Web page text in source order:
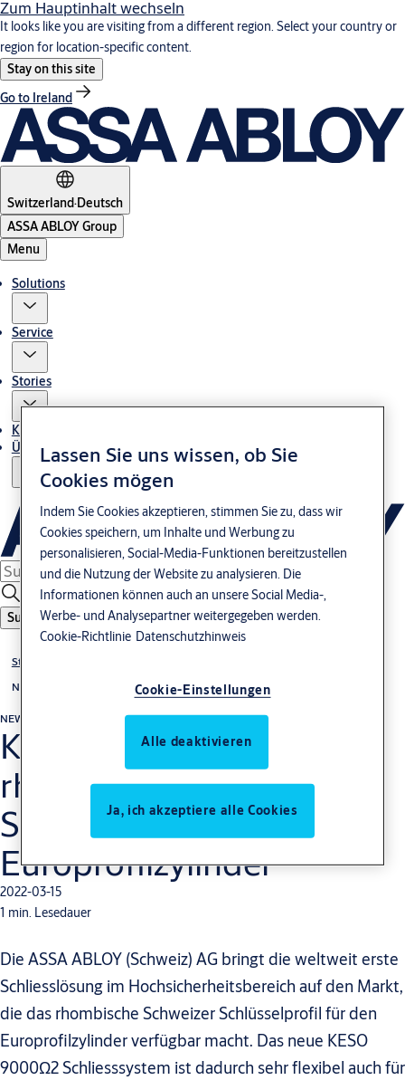
Zum Hauptinhalt wechseln
It looks like you are visiting from a different region. Select your country or
region for location-specific content.
Stay on this site
Go to Ireland
Switzerland·Deutsch
ASSA ABLOY Group
Menu
Solutions
Service
Stories
Kontakt
Über uns
Suche
Stories
News
NEWS
KESO 9000Ω² integriert
rhombisches
Schlüsselprofil in den
Europrofilzylinder
2022-03-15
1 min. Lesedauer
Die ASSA ABLOY (Schweiz) AG bringt die weltweit erste
Schliesslösung im Hochsicherheitsbereich auf den Markt,
die das rhombische Schweizer Schlüsselprofil für den
Europrofilzylinder verfügbar macht. Das neue KESO
9000Ω2 Schliesssystem ist dadurch sehr flexibel auch für
Lassen Sie uns wissen, ob Sie
Cookies mögen
Indem Sie Cookies akzeptieren, stimmen Sie zu, dass wir
Cookies speichern, um Inhalte und Werbung zu
personalisieren, Social-Media-Funktionen bereitzustellen
und die Nutzung der Website zu analysieren. Die
Informationen können auch an unsere Social Media-,
Werbe- und Analysepartner weitergegeben werden.
Cookie-Richtlinie Datenschutzhinweis
Cookie-Einstellungen
Alle deaktivieren
Ja, ich akzeptiere alle Cookies